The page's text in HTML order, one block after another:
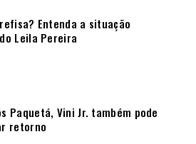
Entenda a situação
Leila Pereira
Paquetá, Vini Jr. também pode
retorno